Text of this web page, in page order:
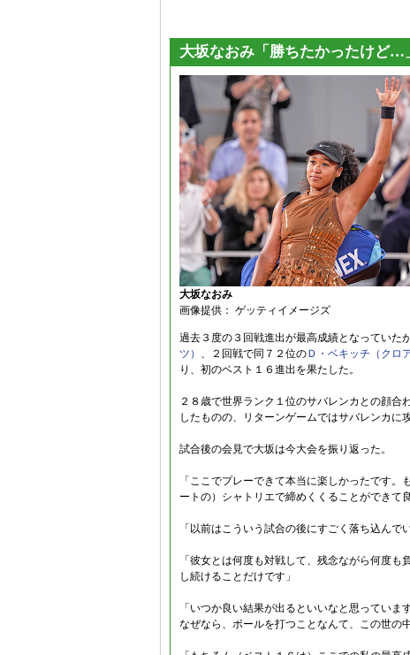
大坂なおみ「勝ちたかったけど…
大坂なおみ
画像提供： ゲッティイメージズ
過去３度の３回戦進出が最高成績となっていた
ツ） 、２回戦で同７２位のＤ・ベキッチ（クロ
り、初のベスト１６進出を果たした。
２８歳で世界ランク１位のサバレンカとの顔
したものの、リターンゲームではサバレンカに
試合後の会見で大坂は今大会を振り返った。
「ここでプレーできて本当に楽しかったです
ートの）シャトリエで締めくくることができて
「以前はこういう試合の後にすごく落ち込んで
「彼女とは何度も対戦して、残念ながら何度
し続けることだけです」
「いつか良い結果が出るといいなと思ってい
なぜなら、ボールを打つことなんて、この世の